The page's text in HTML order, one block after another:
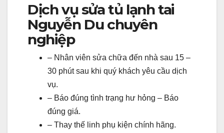
Dịch vụ sửa tủ lạnh tai
Nguyễn Du chuyên
nghiệp
– Nhân viên sửa chữa đến nhà sau 15 –
30 phút sau khi quý khách yêu cầu dịch
vụ.
– Báo đúng tình trạng hư hỏng – Báo
đúng giá.
– Thay thế linh phụ kiện chính hãng.